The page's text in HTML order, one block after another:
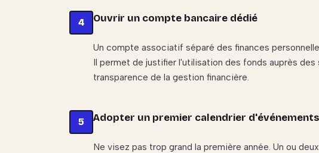
Ouvrir un compte bancaire dédié
Un compte associatif séparé des finances
Il permet de justifier l'utilisation des fonds auprès
transparence de la gestion financière.
Adopter un premier calendrier d'événements
Ne visez pas trop grand la première année. Un ou